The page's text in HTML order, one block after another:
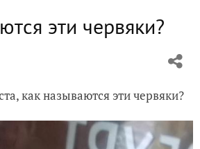
эти червяки?
как называются эти червяки?